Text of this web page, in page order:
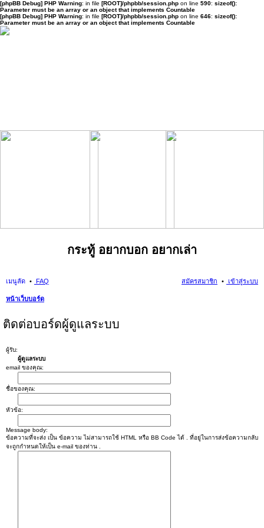
[phpBB Debug] PHP Warning: in file [ROOT]/phpbb/session.php on line 590: sizeof():
Parameter must be an array or an object that implements Countable
[phpBB Debug] PHP Warning: in file [ROOT]/phpbb/session.php on line 646: sizeof():
Parameter must be an array or an object that implements Countable
กระทู้ อยากบอก อยากเล่า
เมนูลัด FAQ เข้าสู่ระบบ
สมัครสมาชิก
หน้าเว็บบอร์ด
ติดต่อบอร์ดผู้ดูแลระบบ
ผู้รับ:
ผู้ดูแลระบบ
email ของคุณ:
ชื่อของคุณ:
หัวข้อ:
Message body:
ข้อความที่จะส่ง เป็น ข้อความ ไม่สามารถใช้ HTML หรือ BB Code ได้ . ที่อยู่ในการส่งข้อความกลับ
จะถูกกำหนดให้เป็น e-mail ของท่าน .